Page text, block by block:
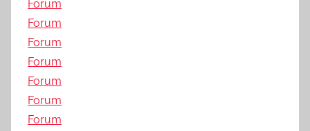
Forum
Forum
Forum
Forum
Forum
Forum
Forum